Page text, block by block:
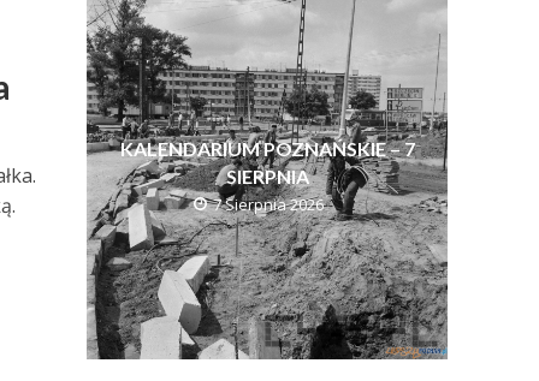
KALENDARIUM POZNAŃSKIE – 7
SIERPNIA
7 Sierpnia 2026